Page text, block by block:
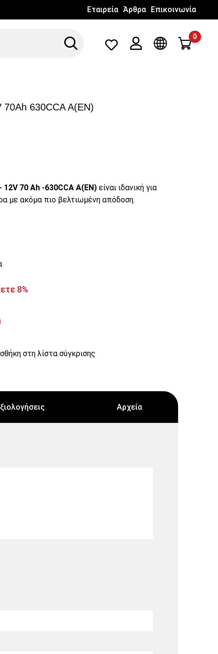
Εταιρεία Άρθρα Επικοινωνία
Search Λογαριασμός
Γλώσσα
0
630CCA A(EN)
12V 70 Ah -630CCA A(EN)είναι ιδανική για
με ακόμα πιο βελτιωμένη απόδοση.
8%
στη λίστα σύγκρισης
Αρχεία